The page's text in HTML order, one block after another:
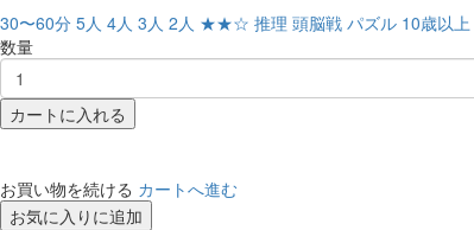
30〜60分 5人 4人 3人 2人 ★★☆ 推理 頭脳戦 パズル 10歳以上
数量
カートに入れる
お買い物を続ける カートへ進む
お気に入りに追加